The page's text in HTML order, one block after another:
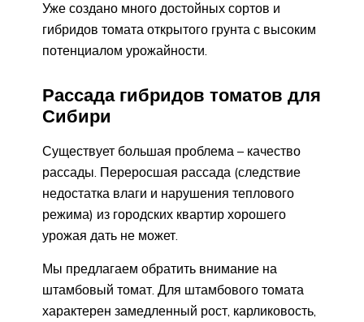
Уже создано много достойных сортов и
гибридов томата открытого грунта с высоким
потенциалом урожайности.
Рассада гибридов томатов для
Сибири
Существует большая проблема – качество
рассады. Переросшая рассада (следствие
недостатка влаги и нарушения теплового
режима) из городских квартир хорошего
урожая дать не может.
Мы предлагаем обратить внимание на
штамбовый томат. Для штамбового томата
характерен замедленный рост, карликовость,